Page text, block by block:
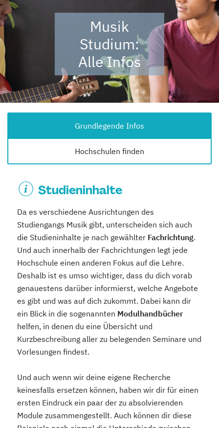
Musik
Studium:
Alle Infos
Grundlegende Infos
Hochschulen finden
Studieninhalte
Da es verschiedene Ausrichtungen des
Studiengangs Musik gibt, unterscheiden sich auch
die Studieninhalte je nach gewählter Fachrichtung.
Und auch innerhalb der Fachrichtungen legt jede
Hochschule einen anderen Fokus auf die Lehre.
Deshalb ist es umso wichtiger, dass du dich vorab
genauestens darüber informierst, welche Angebote
es gibt und was auf dich zukommt. Dabei kann dir
ein Blick in die sogenannten Modulhandbücher
helfen, in denen du eine Übersicht und
Kurzbeschreibung aller zu belegenden Seminare und
Vorlesungen findest.
Und auch wenn wir deine eigene Recherche
keinesfalls ersetzen können, haben wir dir für einen
ersten Eindruck ein paar der zu absolvierenden
Module zusammengestellt. Auch können dir diese